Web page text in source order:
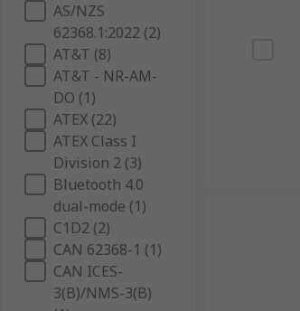
AS/NZS
62368.1:2022 (2)
AT&T (8)
AT&T - NR-AM-
DO (1)
ATEX (22)
ATEX Class I
Division 2 (3)
Bluetooth 4.0
dual-mode (1)
C1D2 (2)
CAN 62368-1 (1)
CAN ICES-
3(B)/NMS-3(B)